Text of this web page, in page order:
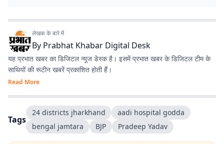
लेखक के बारे में
By Prabhat Khabar Digital Desk
यह प्रभात खबर का डिजिटल न्यूज डेस्क है। इसमें प्रभात खबर के डिजिटल टीम के
साथियों की रूटीन खबरें प्रकाशित होती हैं।
Read More
Tags
24 districts jharkhand
aadi hospital godda
bengal jamtara
BJP Pradeep Yadav